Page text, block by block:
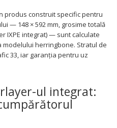
produs construit specific pentru
— 148 × 592 mm, grosime totală
IXPE integrat) — sunt calculate
herringbone. Stratul de
33, iar garanția pentru uz
ul integrat: